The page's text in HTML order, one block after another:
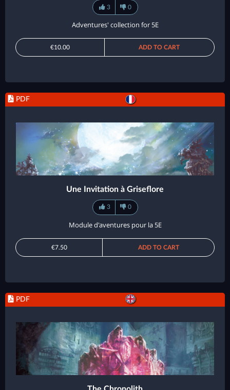
3 0
Adventures' collection for 5E
€10.00 ADD TO CART
PDF
Une Invitation à Griseflore
3 0
Module d'aventures pour la 5E
€7.50 ADD TO CART
PDF